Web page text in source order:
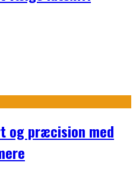
og præcision med